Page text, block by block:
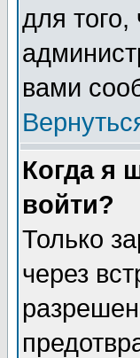
для
вами
Когда я
войти?
Только
через